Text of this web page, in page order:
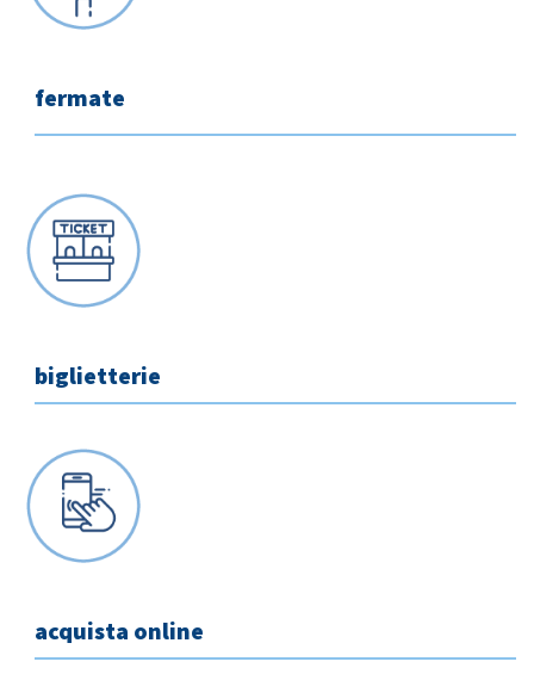
fermate
biglietterie
acquista online
La nostra storia
Città servite